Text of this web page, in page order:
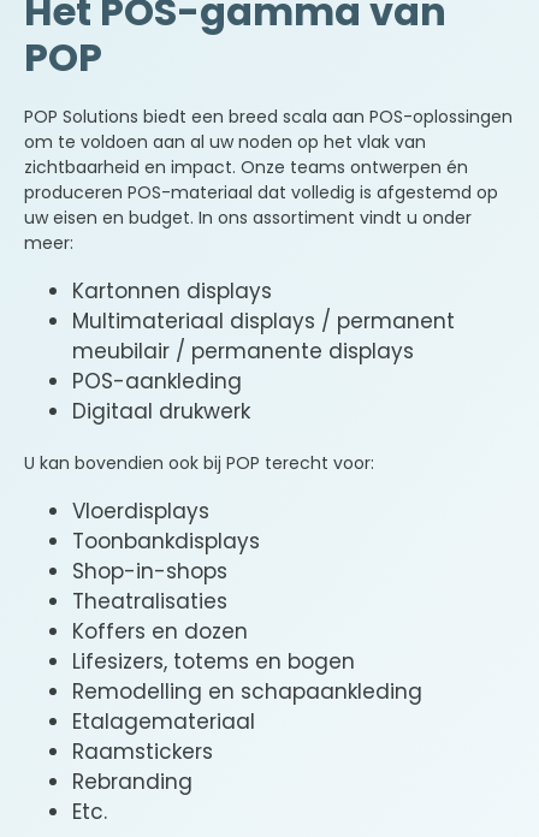
Het POS-gamma van
POP
POP Solutions biedt een breed scala aan POS-oplossingen
om te voldoen aan al uw noden op het vlak van
zichtbaarheid en impact. Onze teams ontwerpen én
produceren POS-materiaal dat volledig is afgestemd op
uw eisen en budget. In ons assortiment vindt u onder
meer:
Kartonnen displays
Multimateriaal displays / permanent
meubilair / permanente displays
POS-aankleding
Digitaal drukwerk
U kan bovendien ook bij POP terecht voor:
Vloerdisplays
Toonbankdisplays
Shop-in-shops
Theatralisaties
Koffers en dozen
Lifesizers, totems en bogen
Remodelling en schapaankleding
Etalagemateriaal
Raamstickers
Rebranding
Etc.